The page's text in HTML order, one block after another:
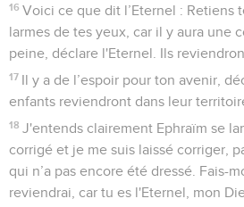
16 Voici ce que dit l’Eternel : Retiens
larmes de tes yeux, car il y aura une
peine, déclare l'Eternel. Ils
17 Il y a de l’espoir pour ton avenir,
enfants reviendront dans leur
18 J'entends clairement Ephraïm se
corrigé et je me suis laissé corriger,
qui n’a pas encore été dressé. Fais-
reviendrai, car tu es l'Eternel, mon